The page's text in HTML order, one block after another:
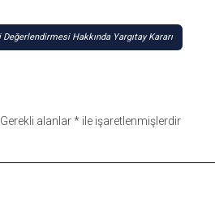
Hakkında Yargıtay Kararı
Gerekli alanlar* ile işaretlenmişlerdir